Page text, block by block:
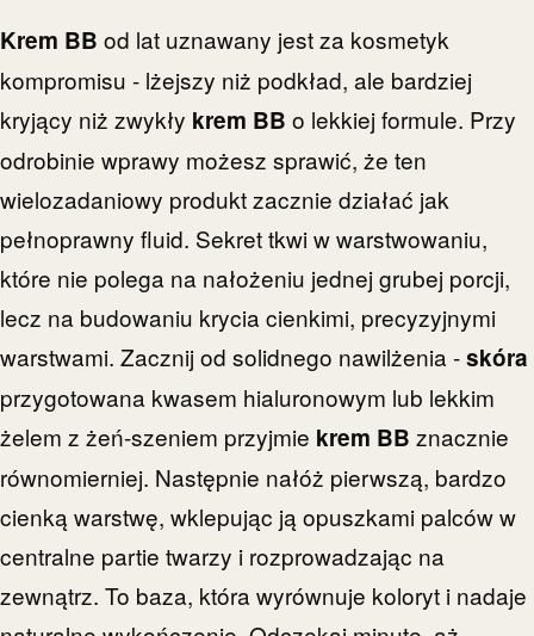
Krem BB od lat uznawany jest za kosmetyk
kompromisu - lżejszy niż podkład, ale bardziej
kryjący niż zwykły krem BB o lekkiej formule. Przy
odrobinie wprawy możesz sprawić, że ten
wielozadaniowy produkt zacznie działać jak
pełnoprawny fluid. Sekret tkwi w warstwowaniu,
które nie polega na nałożeniu jednej grubej porcji,
lecz na budowaniu krycia cienkimi, precyzyjnymi
warstwami. Zacznij od solidnego nawilżenia -skóra
przygotowana kwasem hialuronowym lub lekkim
żelem z żeń-szeniem przyjmie krem BB znacznie
równomierniej. Następnie nałóż pierwszą, bardzo
cienką warstwę, wklepując ją opuszkami palców w
centralne partie twarzy i rozprowadzając na
zewnątrz. To baza, która wyrównuje koloryt i nadaje